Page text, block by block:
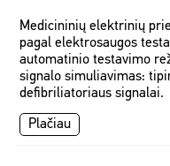
Medicininių elektrinių
pagal elektrosaugos
automatinio testavimo
signalo simuliavimas:
defibriliatoriaus signalai.
Plačiau